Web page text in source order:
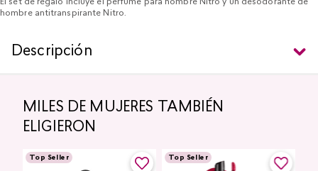
El set de regalo incluye el perfume para hombre Nitro y un desodorante de
hombre antitranspirante Nitro.
Descripción
MILES DE MUJERES TAMBIÉN
ELIGIERON
Top Seller Top Seller